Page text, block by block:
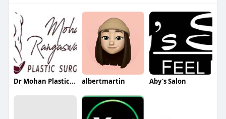
Dr Mohan Plastic Surgeon albertmartin Aby's Salon